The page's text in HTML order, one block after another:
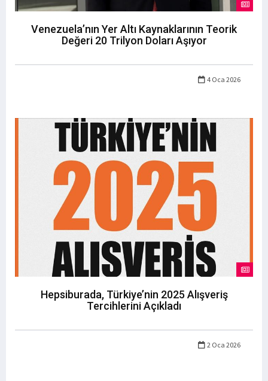
Venezuela’nın Yer Altı Kaynaklarının Teorik
Değeri 20 Trilyon Doları Aşıyor
4 Oca 2026
Hepsiburada, Türkiye’nin 2025 Alışveriş
Tercihlerini Açıkladı
2 Oca 2026